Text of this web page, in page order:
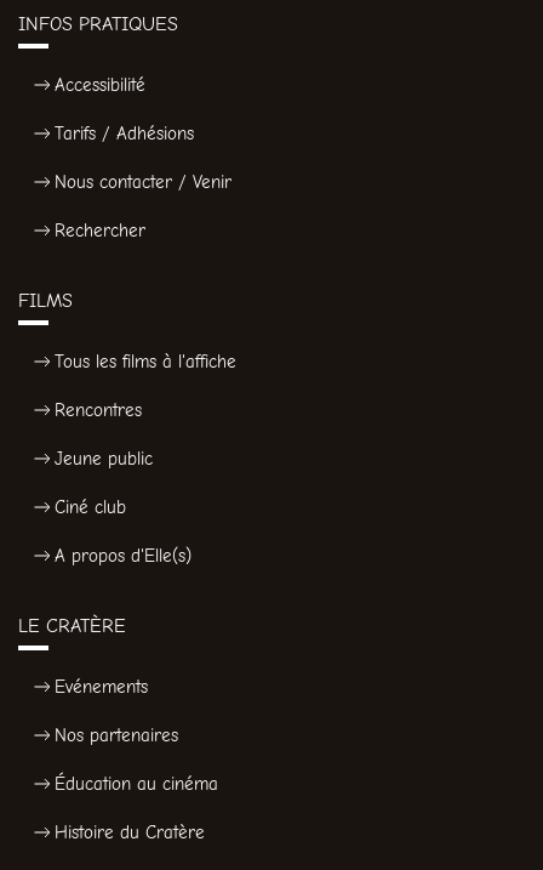
INFOS PRATIQUES
Accessibilité
Tarifs / Adhésions
Nous contacter / Venir
Rechercher
FILMS
Tous les films à l'affiche
Rencontres
Jeune public
Ciné club
A propos d'Elle(s)
LE CRATÈRE
Evénements
Nos partenaires
Éducation au cinéma
Histoire du Cratère